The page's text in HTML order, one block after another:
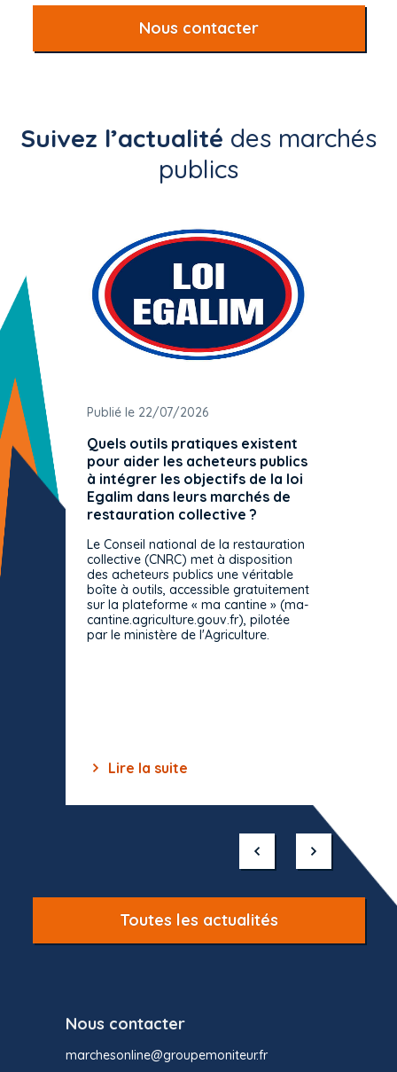
Nous contacter
Suivez l’actualité des marchés
publics
Publié le 22/07/2026
Quels outils pratiques existent
pour aider les acheteurs publics
à intégrer les objectifs de la loi
Egalim dans leurs marchés de
restauration collective ?
Le Conseil national de la restauration
collective (CNRC) met à disposition
des acheteurs publics une véritable
boîte à outils, accessible gratuitement
sur la plateforme « ma cantine » (ma-
cantine.agriculture.gouv.fr), pilotée
par le ministère de l'Agriculture.
Lire la suite
Toutes les actualités
Nous contacter
marchesonline@groupemoniteur.fr